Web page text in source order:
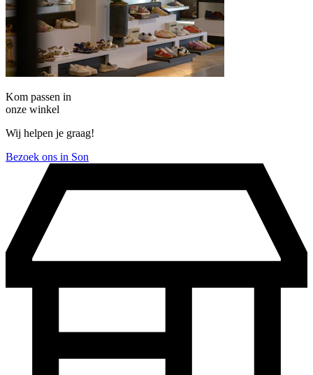
Kom passen in
onze winkel
Wij helpen je graag!
Bezoek ons in Son